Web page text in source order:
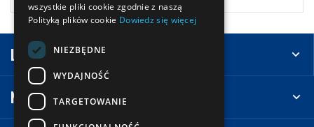
Leasing
Na skróty
wszystkie pliki cookie zgodnie z naszą
Polityką plików cookie Dowiedz się więcej
NIEZBĘDNE
WYDAJNOŚĆ
TARGETOWANIE